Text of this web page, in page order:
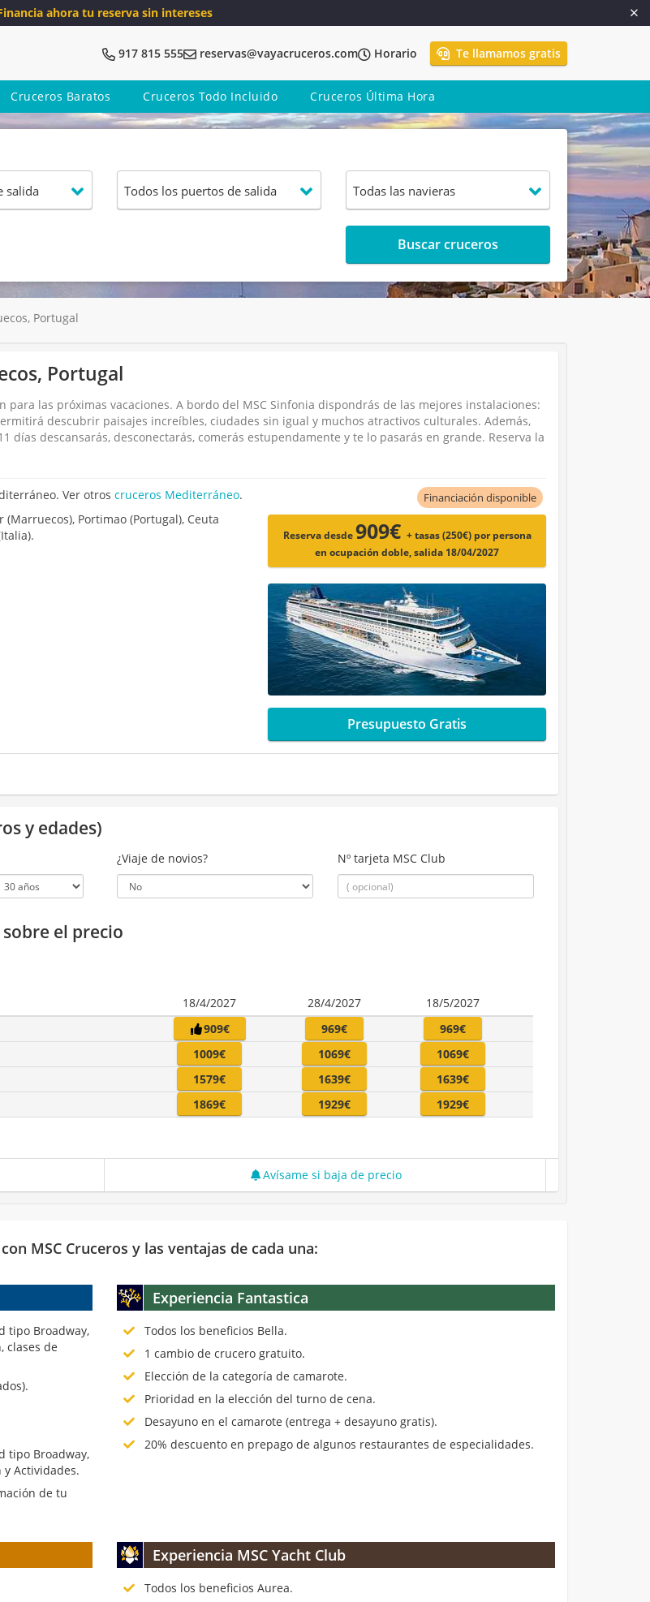
ahora tu reserva sin intereses
917 815 555 reservas@vayacruceros.com Horario Te llamamos gratis
Cruceros Baratos Cruceros Todo Incluido Cruceros Última Hora
Buscar cruceros
Portugal
Portugal
para las próximas vacaciones. A bordo del MSC Sinfonia dispondrás de las mejores instalaciones:
descubrir paisajes increíbles, ciudades sin igual y muchos atractivos culturales. Además,
días descansarás, desconectarás, comerás estupendamente y te lo pasarás en grande. Reserva la
Ver otroscruceros Mediterráneo.
(Marruecos), Portimao (Portugal), Ceuta
Financiación disponible
Reserva desde909€ + tasas (250€) por persona
en ocupación doble, salida 18/04/2027
Presupuesto Gratis
y edades)
¿Viaje de novios? Nº tarjeta MSC Club
el precio
18/4/2027 28/4/2027
18/5/2027
909€ 969€
969€
1009€ 1069€
1069€
1579€ 1639€
1639€
1869€ 1929€ 1929€
Avísame si baja de precio
MSC Cruceros y las ventajas de cada una:
tipo Broadway,
clases de
tipo Broadway,
Actividades.
de tu
Experiencia Fantastica
Todos los beneficios Bella.
1 cambio de crucero gratuito.
Elección de la categoría de camarote.
Prioridad en la elección del turno de cena.
Desayuno en el camarote (entrega + desayuno gratis).
20% descuento en prepago de algunos restaurantes de especialidades.
Experiencia MSC Yacht Club
Todos los beneficios Aurea.